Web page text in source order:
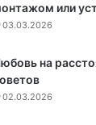
или
03.03.2026
на
02.03.2026